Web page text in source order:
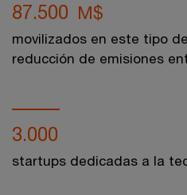
87.500 M$
movilizados en este tipo
reducción de emisiones
3.000
startups dedicadas a la